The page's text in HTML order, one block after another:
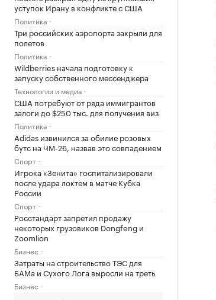
уступок Ирану в конфликте с США
Политика
Три российских аэропорта закрыли для
полетов
Политика
Wildberries начала подготовку к
запуску собственного мессенджера
Технологии и медиа
США потребуют от ряда иммигрантов
залоги до $250 тыс. для получения виз
Политика
Adidas извинился за обилие розовых
бутс на ЧМ-26, назвав это совпадением
Спорт
Игрока «Зенита» госпитализировали
после удара локтем в матче Кубка
России
Спорт
Росстандарт запретил продажу
некоторых грузовиков Dongfeng и
Zoomlion
Бизнес
Затраты на строительство ТЭС для
БАМа и Сухого Лога выросли на треть
Бизнес